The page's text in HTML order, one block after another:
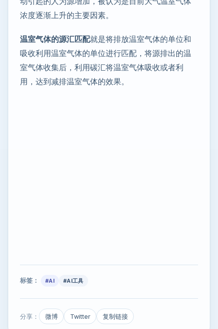
浓度逐渐上升的主要因素。
温室气体的源汇匹配就是将排放温室气体的单位和
吸收利用温室气体的单位进行匹配，将源排出的温
室气体收集后，利用碳汇将温室气体吸收或者利
用，达到减排温室气体的效果。
标签： #AI #AI工具
分享： 微博 Twitter 复制链接